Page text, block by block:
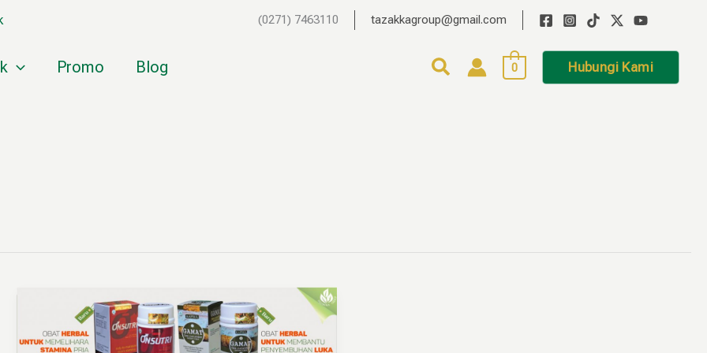
(0271) 7463110 tazakkagroup@gmail.com
Promo Blog 0 Hubungi Kami
Produk
Herbal